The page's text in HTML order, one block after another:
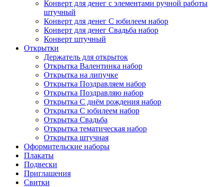
Конверт для денег с элементами ручной работы
штучный
Конверт для денег С юбилеем набор
Конверт для денег Свадьба набор
Конверт штучный
Открытки
Держатель для открыток
Открытка Валентинка набор
Открытка на липучке
Открытка Поздравляем набор
Открытка Поздравляю набор
Открытка С днём рождения набор
Открытка С юбилеем набор
Открытка Свадьба
Открытка тематическая набор
Открытка штучная
Оформительские наборы
Плакаты
Подвески
Приглашения
Свитки